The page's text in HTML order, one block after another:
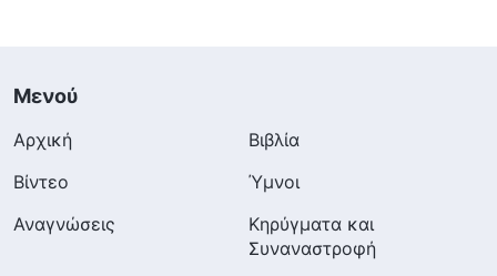
Μενού
Αρχική
Βιβλία
Βίντεο
Ύμνοι
Αναγνώσεις
Κηρύγματα και
Συναναστροφή